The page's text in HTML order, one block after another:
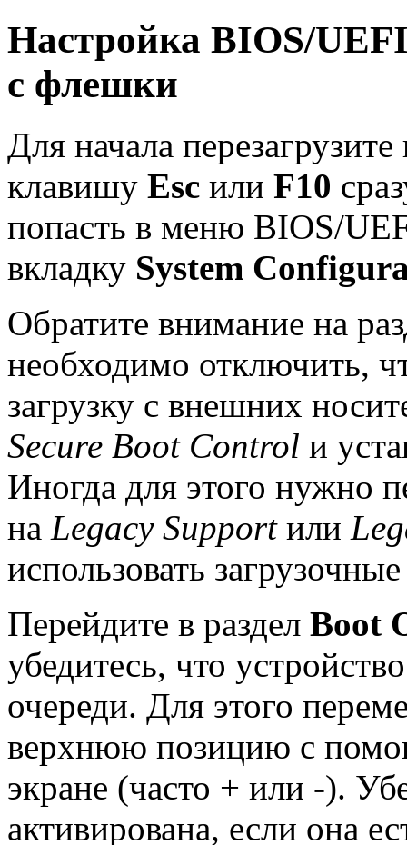
Настройка BIOS/
с флешки
Для начала
клавишу Esc или F10
попасть в меню BIOS/
вкладку System
Обратите внимание на
необходимо отключить,
загрузку с внешних
Secure Boot Control и
Иногда для этого нужно
на Legacy Supportили
использовать
Перейдите в раздел Boot
убедитесь, что
очереди. Для этого
верхнюю позицию с
экране (часто + или -).
активирована, если она